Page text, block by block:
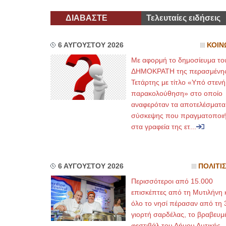
ΔΙΑΒΑΣΤΕ Τελευταίες ειδήσεις
6 ΑΥΓΟΥΣΤΟΥ 2026
Με αφορμή το δημοσίευμα
ΔΗΜΟΚΡΑΤΗ της
Τετάρτης με τίτλο «Υπό στενή
παρακολούθηση» στο οποίο
αναφερόταν τα αποτελέσματα
σύσκεψης που
στα γραφεία της ετ...
6 ΑΥΓΟΥΣΤΟΥ 2026
Περισσότεροι από 15.000
επισκέπτες από τη Μυτιλήνη
όλο το νησί πέρασαν από τη
γιορτή σαρδέλας, το
ΕΙΔΙΚΟΣ